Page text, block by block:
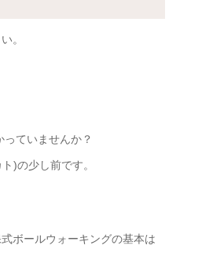
。
ていませんか？
)の少し前です。
ボールウォーキングの基本は